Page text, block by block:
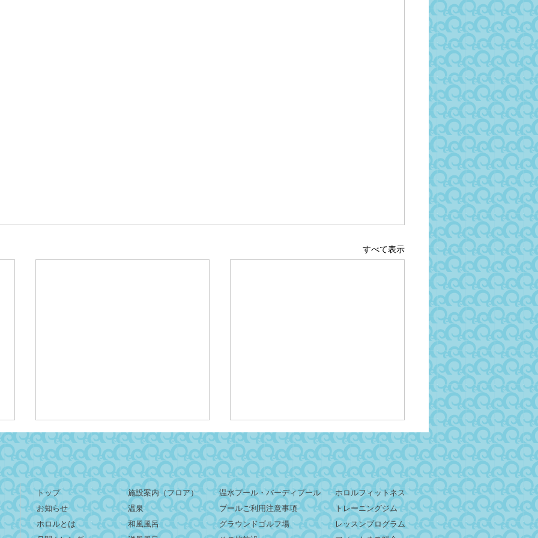
すべて表示
トップ
お知らせ
ホロルとは
施設案内（フロア）
温泉
和風風呂
温水プール・バーディプール
プールご利用注意事項
グラウンドゴルフ場
ホロルフィットネス
トレーニングジム
レッスンプログラム